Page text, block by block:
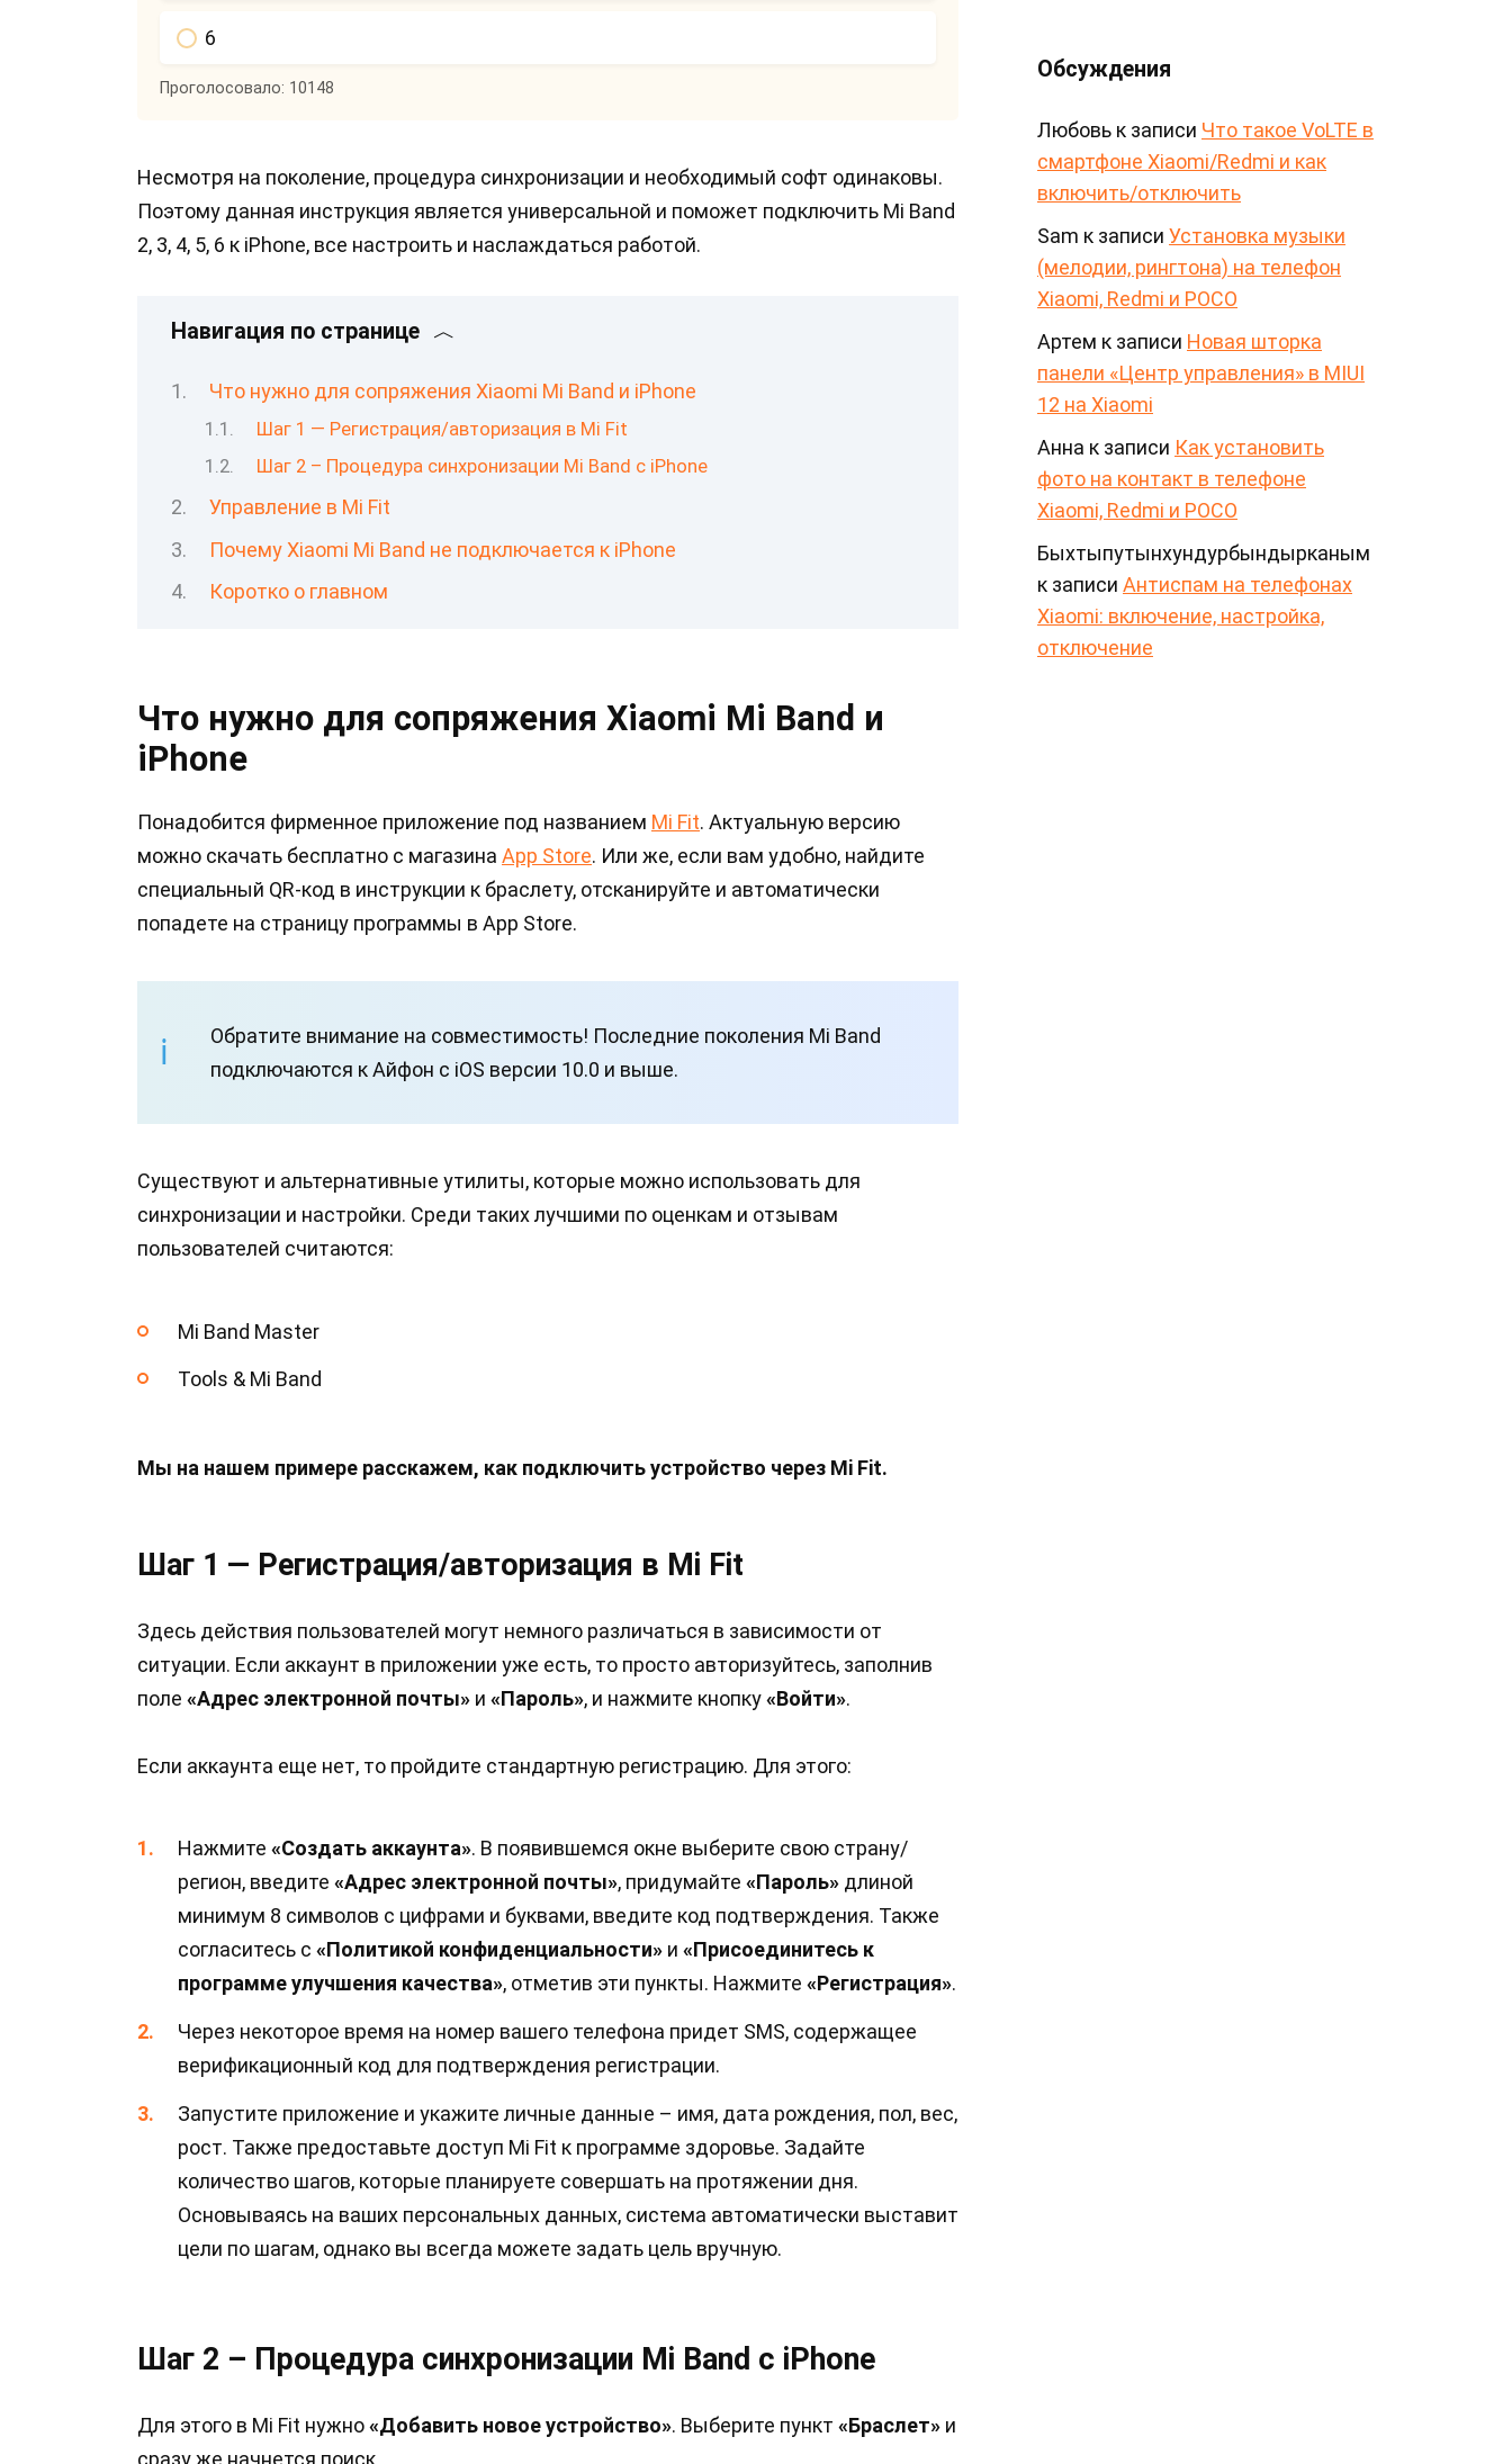
6
Проголосовало: 10148
Несмотря на поколение, процедура синхронизации и необходимый софт одинаковы.
Поэтому данная инструкция является универсальной и поможет подключить Mi Band
2, 3, 4, 5, 6 к iPhone, все настроить и наслаждаться работой.
Навигация по странице
Что нужно для сопряжения Xiaomi Mi Band и iPhone
Шаг 1 — Регистрация/авторизация в Mi Fit
Шаг 2 – Процедура синхронизации Mi Band с iPhone
Управление в Mi Fit
Почему Xiaomi Mi Band не подключается к iPhone
Коротко о главном
Что нужно для сопряжения Xiaomi Mi Band и
iPhone
Понадобится фирменное приложение под названием Mi Fit. Актуальную версию
можно скачать бесплатно с магазина App Store. Или же, если вам удобно, найдите
специальный QR-код в инструкции к браслету, отсканируйте и автоматически
попадете на страницу программы в App Store.
Обратите внимание на совместимость! Последние поколения Mi Band
подключаются к Айфон с iOS версии 10.0 и выше.
Существуют и альтернативные утилиты, которые можно использовать для
синхронизации и настройки. Среди таких лучшими по оценкам и отзывам
пользователей считаются:
Mi Band Master
Tools & Mi Band
Мы на нашем примере расскажем, как подключить устройство через Mi Fit.
Шаг 1 — Регистрация/авторизация в Mi Fit
Здесь действия пользователей могут немного различаться в зависимости от
ситуации. Если аккаунт в приложении уже есть, то просто авторизуйтесь, заполнив
поле «Адрес электронной почты» и «Пароль», и нажмите кнопку«Войти».
Если аккаунта еще нет, то пройдите стандартную регистрацию. Для этого:
Нажмите «Создать аккаунта». В появившемся окне выберите свою страну/
регион, введите «Адрес электронной почты», придумайте «Пароль» длиной
минимум 8 символов с цифрами и буквами, введите код подтверждения. Также
согласитесь с «Политикой конфиденциальности» и «Присоединитесь к
программе улучшения качества», отметив эти пункты. Нажмите «Регистрация».
Через некоторое время на номер вашего телефона придет SMS, содержащее
верификационный код для подтверждения регистрации.
Запустите приложение и укажите личные данные – имя, дата рождения, пол, вес,
рост. Также предоставьте доступ Mi Fit к программе здоровье. Задайте
количество шагов, которые планируете совершать на протяжении дня.
Основываясь на ваших персональных данных, система автоматически выставит
цели по шагам, однако вы всегда можете задать цель вручную.
Шаг 2 – Процедура синхронизации Mi Band с iPhone
Для этого в Mi Fit нужно«Добавить новое устройство». Выберите пункт «Браслет» и
сразу же начнется поиск.
Обсуждения
Любовь к записи Что такое VoLTE в
смартфоне Xiaomi/Redmi и как
включить/отключить
Sam к записи Установка музыки
(мелодии, рингтона) на телефон
Xiaomi, Redmi и POCO
Артем к записи Новая шторка
панели «Центр управления» в MIUI
12 на Xiaomi
Анна к записи Как установить
фото на контакт в телефоне
Xiaomi, Redmi и POCO
Быхтыпутынхундурбындырканым
к записи Антиспам на телефонах
Xiaomi: включение, настройка,
отключение